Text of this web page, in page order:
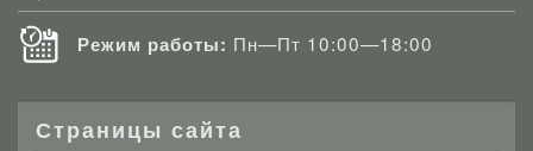
Режим работы: Пн—Пт 10:00—18:00
Страницы сайта